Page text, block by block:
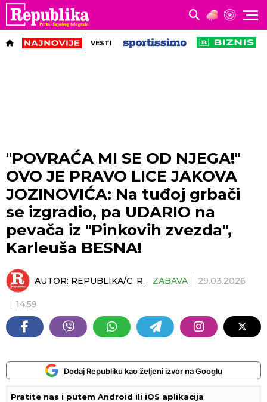
VESTI
"POVRAĆA MI SE OD NJEGA!"
OVO JE PRAVO LICE JAKOVA
JOZINOVIĆA: Na tuđoj grbači
se izgradio, pa UDARIO na
pevača iz "Pinkovih zvezda",
Karleuša BESNA!
AUTOR: REPUBLIKA/C. R. ZABAVA 29.03.2026
14:59
Dodaj Republiku kao željeni izvor na Googlu
Pratite nas i putem Android ili iOS aplikacija